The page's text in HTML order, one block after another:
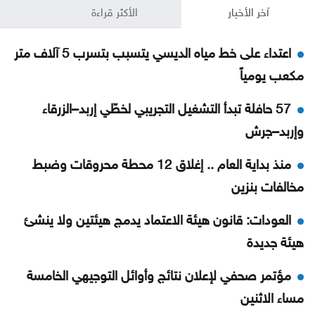
آخر الأخبار الأكثر قراءة
اعتداء على خط مياه الديسي يتسبب بتسرب 5 آلاف متر
مكعب يومياً
57 حافلة تبدأ التشغيل التجريبي لخطّي إربد–الزرقاء
وإربد–جرش
منذ بداية العام .. إغلاق 12 محطة محروقات وضبط
مخالفات بنزين
العودات: قانون هيئة الاعتماد يدمج هيئتين ولا ينشئ
هيئة جديدة
مؤتمر صحفي لإعلان نتائج وأوائل التوجيهي الخامسة
مساء الاثنين